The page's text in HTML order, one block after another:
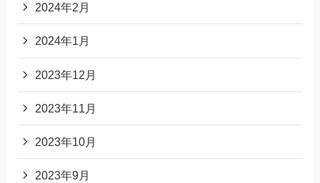
2024年2月
2024年1月
2023年12月
2023年11月
2023年10月
2023年9月